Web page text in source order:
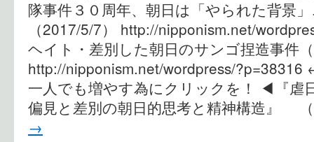
隊事件３０周年、朝日は「やられた背景
（2017/5/7） http://nipponism.net/
ヘイト・差別した朝日のサンゴ捏造事件
http://nipponism.net/wordpress/
一人でも増やす為にクリックを！ ◀︎『虐
偏見と差別の朝日的思考と精神構造』
→